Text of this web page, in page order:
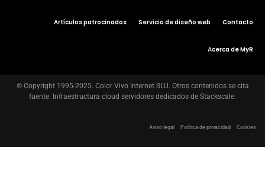
Artículos patrocinados Servicio de diseño web Contacto
Acerca de MyR
© Copyright 1995-2025. Color Vivo Internet SLU. Otros contenidos se cita
fuente. Infraestructura cloud servidores dedicados de Stackscale.
Aviso legal Política de privacidad Cookies